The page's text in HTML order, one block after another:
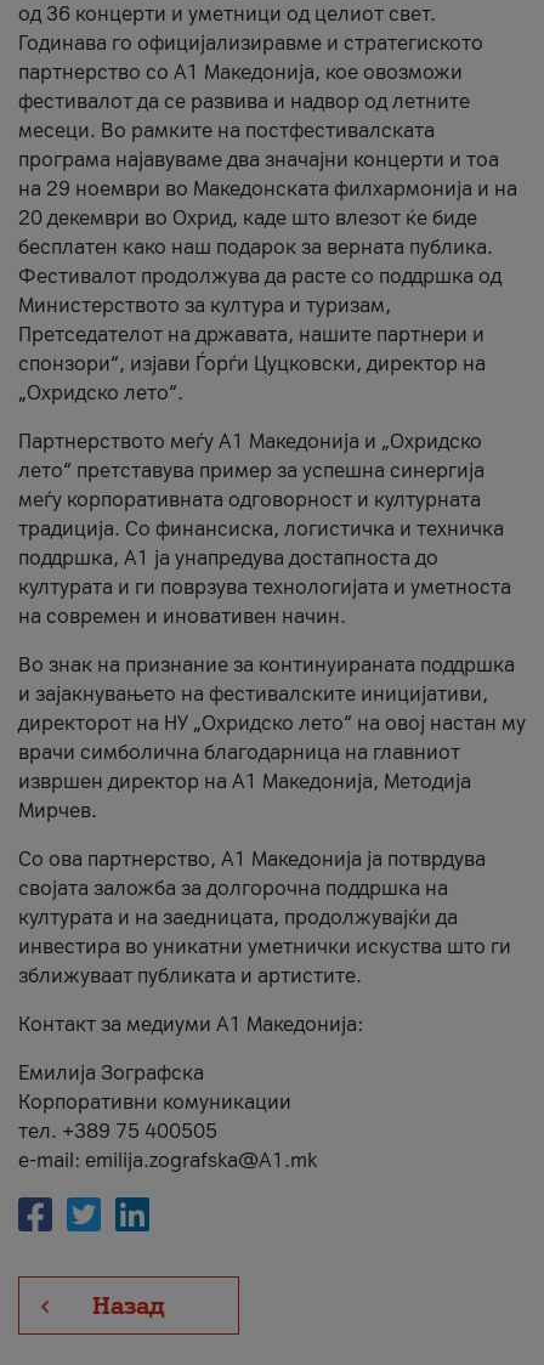
од 36 концерти и уметници од целиот свет.
Годинава го официјализиравме и стратегиското
партнерство со А1 Македонија, кое овозможи
фестивалот да се развива и надвор од летните
месеци. Во рамките на постфестивалската
програма најавуваме два значајни концерти и тоа
на 29 ноември во Македонската филхармонија и на
20 декември во Охрид, каде што влезот ќе биде
бесплатен како наш подарок за верната публика.
Фестивалот продолжува да расте со поддршка од
Министерството за култура и туризам,
Претседателот на државата, нашите партнери и
спонзори“, изјави Ѓорѓи Цуцковски, директор на
„Охридско лето“.
Партнерството меѓу A1 Македонија и „Охридско
лето“ претставува пример за успешна синергија
меѓу корпоративната одговорност и културната
традиција. Со финансиска, логистичка и техничка
поддршка, A1 ја унапредува достапноста до
културата и ги поврзува технологијата и уметноста
на современ и иновативен начин.
Во знак на признание за континуираната поддршка
и зајакнувањето на фестивалските иницијативи,
директорот на НУ „Охридско лето“ на овој настан му
врачи симболична благодарница на главниот
извршен директор на A1 Македонија, Методија
Мирчев.
Со ова партнерство, A1 Македонија ја потврдува
својата заложба за долгорочна поддршка на
културата и на заедницата, продолжувајќи да
инвестира во уникатни уметнички искуства што ги
зближуваат публиката и артистите.
Контакт за медиуми А1 Македонија:
Емилија Зографска
Корпоративни комуникации
тел. +389 75 400505
e-mail: emilija.zografska@A1.mk
Назад